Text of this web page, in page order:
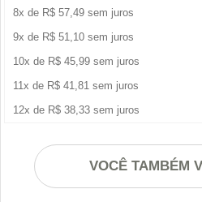
8x de R$ 57,49 sem juros
9x de R$ 51,10 sem juros
10x de R$ 45,99 sem juros
11x de R$ 41,81 sem juros
12x de R$ 38,33 sem juros
VOCÊ TAMBÉM